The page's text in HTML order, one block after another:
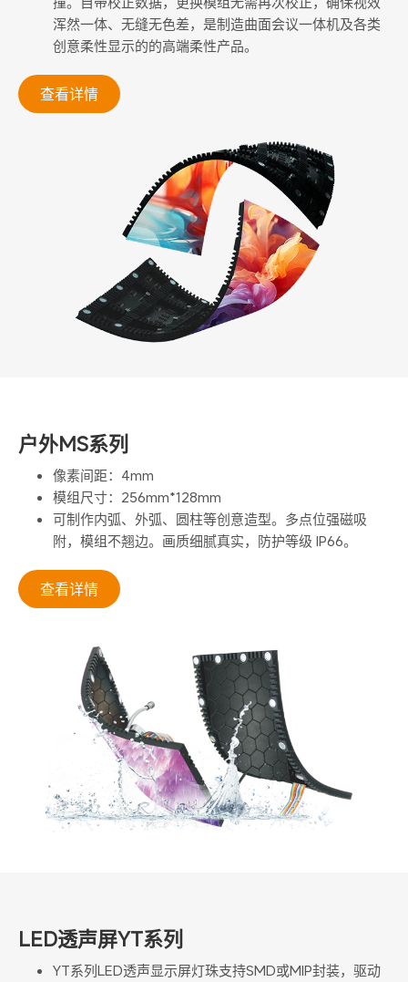
浑然一体、无缝无色差，是制造曲面会议一体机及各类
创意柔性显示的的高端柔性产品。
查看详情
户外MS系列
像素间距：4mm
模组尺寸：256mm*128mm
可制作内弧、外弧、圆柱等创意造型。多点位强磁吸
附，模组不翘边。画质细腻真实，防护等级 IP66。
查看详情
LED透声屏YT系列
YT系列LED透声显示屏灯珠支持SMD或MIP封装，驱动